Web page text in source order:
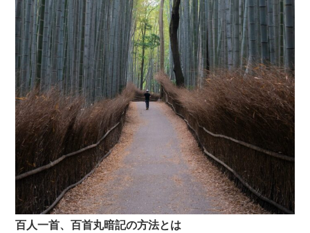
百人一首、百首丸暗記の方法とは